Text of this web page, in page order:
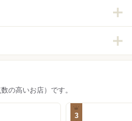
の高いお店）です。
3